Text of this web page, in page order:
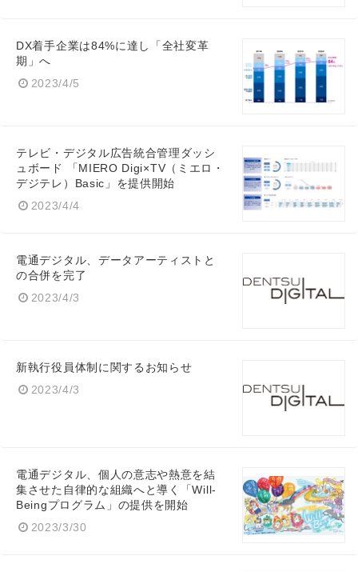
DX着手企業は84%に達し「全社変革
期」へ
2023/4/5
テレビ・デジタル広告統合管理ダッシ
ュボード 「MIERO Digi×TV（ミエロ・
デジテレ）Basic」を提供開始
2023/4/4
電通デジタル、データアーティストと
の合併を完了
2023/4/3
新執行役員体制に関するお知らせ
2023/4/3
電通デジタル、個人の意志や熱意を結
集させた自律的な組織へと導く「Will-
Beingプログラム」の提供を開始
2023/3/30
Japanese